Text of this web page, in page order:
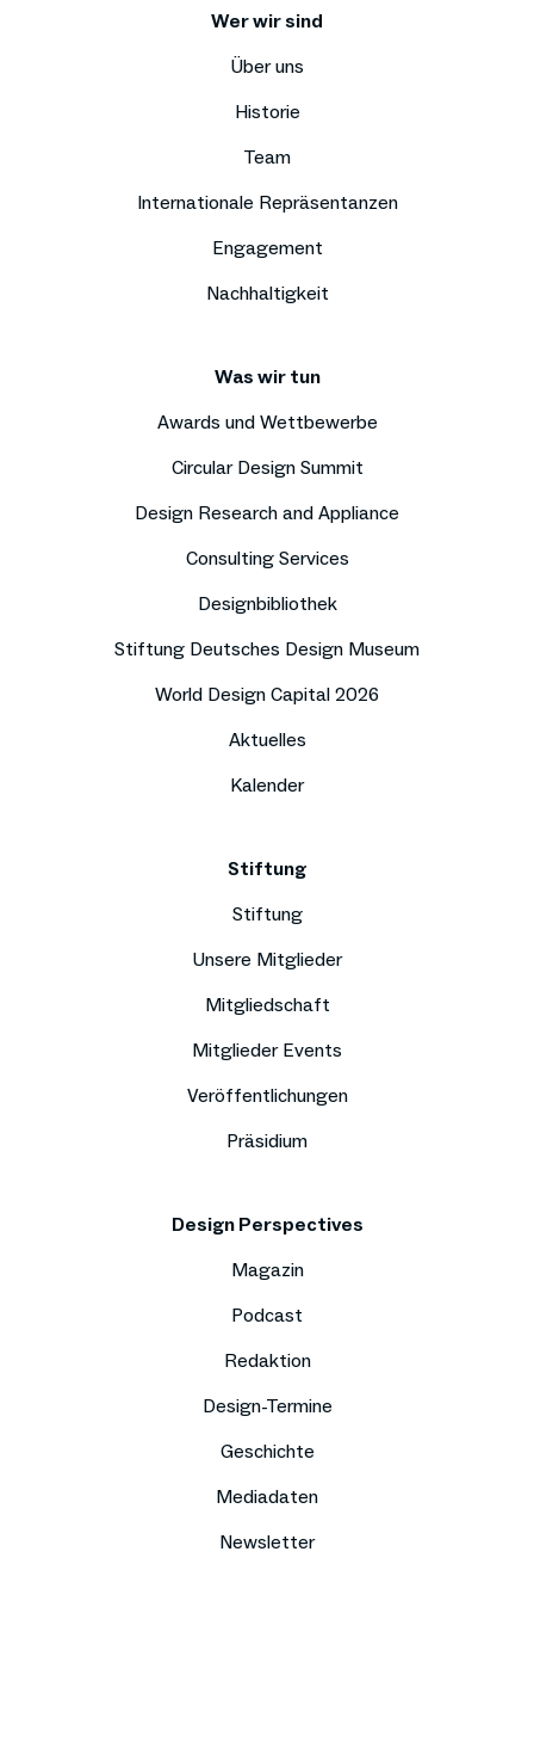
Wer wir sind
Über uns
Historie
Team
Internationale Repräsentanzen
Engagement
Nachhaltigkeit
Was wir tun
Awards und Wettbewerbe
Circular Design Summit
Design Research and Appliance
Consulting Services
Designbibliothek
Stiftung Deutsches Design Museum
World Design Capital 2026
Aktuelles
Kalender
Stiftung
Stiftung
Unsere Mitglieder
Mitgliedschaft
Mitglieder Events
Veröffentlichungen
Präsidium
Design Perspectives
Magazin
Podcast
Redaktion
Design-Termine
Geschichte
Mediadaten
Newsletter